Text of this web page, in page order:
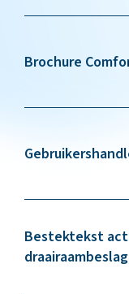
Brochure
Bestektekst